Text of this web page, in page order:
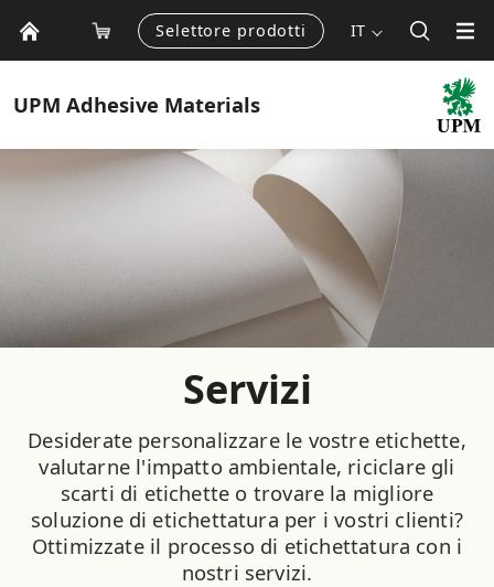
Selettore prodotti IT
UPM Adhesive Materials
Servizi
Desiderate personalizzare le vostre etichette,
valutarne l'impatto ambientale, riciclare gli
scarti di etichette o trovare la migliore
soluzione di etichettatura per i vostri clienti?
Ottimizzate il processo di etichettatura con i
nostri servizi.